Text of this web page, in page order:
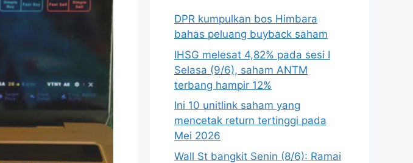
DPR kumpulkan bos Himbara
bahas peluang buyback saham
IHSG melesat 4,82% pada sesi I
Selasa (9/6), saham ANTM
terbang hampir 12%
Ini 10 unitlink saham yang
mencetak return tertinggi pada
Mei 2026
Wall St bangkit Senin (8/6): Ramai